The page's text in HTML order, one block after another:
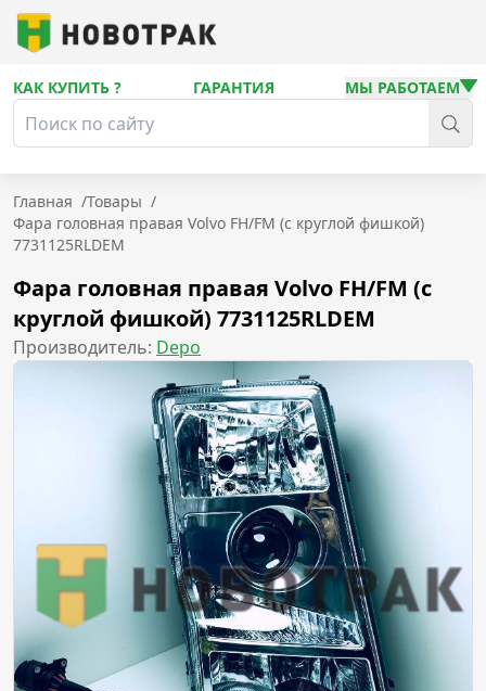
КАК КУПИТЬ ? ГАРАНТИЯ МЫ РАБОТАЕМ
Главная /Товары /
Фара головная правая Volvo FH/FM (с круглой фишкой)
7731125RLDEM
Фара головная правая Volvo FH/FM (с
круглой фишкой) 7731125RLDEM
Производитель: Depo